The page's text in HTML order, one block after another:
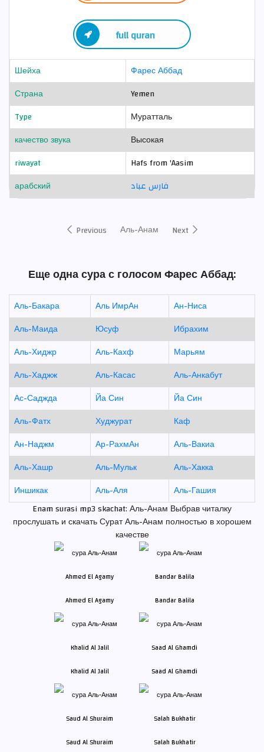
full quran
Шейха
Фарес Аббад
Страна
Yemen
Type
Муратталь
качество звука
Высокая
riwayat
Hafs from 'Aasim
арабский
فارس عباد
Previous Аль-Анам Next
Еще одна сура с голосом Фарес Аббад:
Аль-Бакара Аль ИмрАн
Ан-Ниса
Аль-Маида
Юсуф
Ибрахим
Аль-Хиджр
Аль-Кахф
Марьям
Аль-Хаджж
Аль-Касас
Аль-Анкабут
Ас-Саджда
Йа Син
Йа Син
Аль-Фатх
Худжурат
Каф
Ан-Наджм
Ар-РахмАн
Аль-Вакиа
Аль-Хашр
Аль-Мульк
Аль-Хакка
Иншикак
Аль-Аля
Аль-Гашия
Enam surasi mp3 skachat: Аль-Анам Выбрав читалку
прослушать и скачать Сурат Аль-Анам полностью в хорошем
качестве
Ahmed El Agamy Bandar Balila
Khalid Al Jalil Saad Al Ghamdi
Saud Al Shuraim Salah Bukhatir